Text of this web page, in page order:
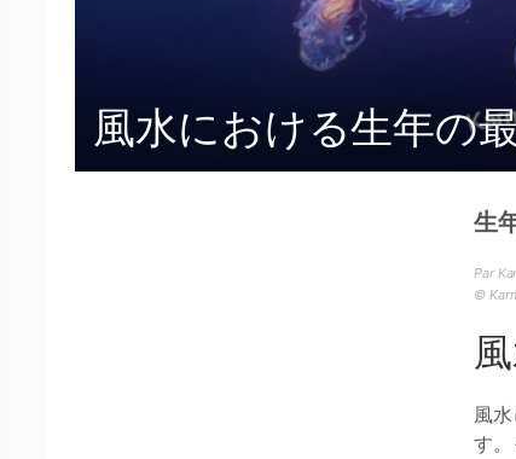
風水における生年の
生
Par
©
風
す